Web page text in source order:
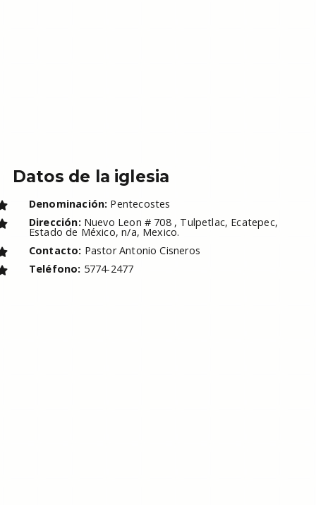
Datos de la iglesia
Denominación: Pentecostes
Dirección: Nuevo Leon # 708 , Tulpetlac, Ecatepec,
Estado de México, n/a, Mexico.
Contacto: Pastor Antonio Cisneros
Teléfono: 5774-2477